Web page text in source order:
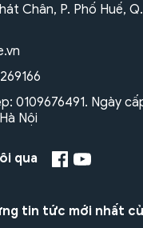
Chân, P. Phố Huế,
0109676491. Ngày
Nội
qua
tin tức mới nhất